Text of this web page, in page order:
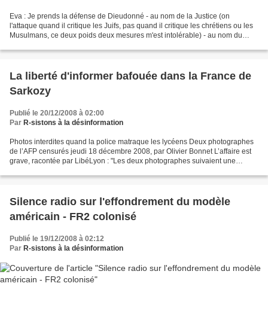
Eva : Je prends la défense de Dieudonné - au nom de la Justice (on
l'attaque quand il critique les Juifs, pas quand il critique les chrétiens ou les
Musulmans, ce deux poids deux mesures m'est intolérable) - au nom du
La liberté d'informer bafouée dans la France de
Sarkozy
Publié le 20/12/2008 à 02:00
Par R-sistons à la désinformation
Photos interdites quand la police matraque les lycéens Deux photographes
de l’AFP censurés jeudi 18 décembre 2008, par Olivier Bonnet L’affaire est
grave, racontée par LibéLyon : "Les deux photographes suivaient une
Silence radio sur l'effondrement du modèle
américain - FR2 colonisé
Publié le 19/12/2008 à 02:12
Par R-sistons à la désinformation